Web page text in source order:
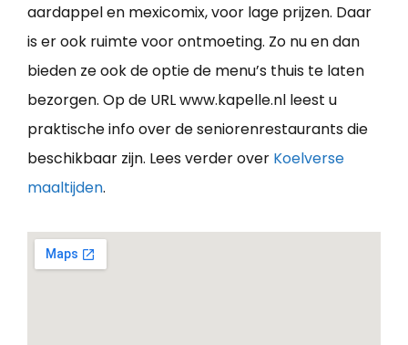
aardappel en mexicomix, voor lage prijzen. Daar
is er ook ruimte voor ontmoeting. Zo nu en dan
bieden ze ook de optie de menu’s thuis te laten
bezorgen. Op de URL www.kapelle.nl leest u
praktische info over de seniorenrestaurants die
beschikbaar zijn. Lees verder over Koelverse
maaltijden.